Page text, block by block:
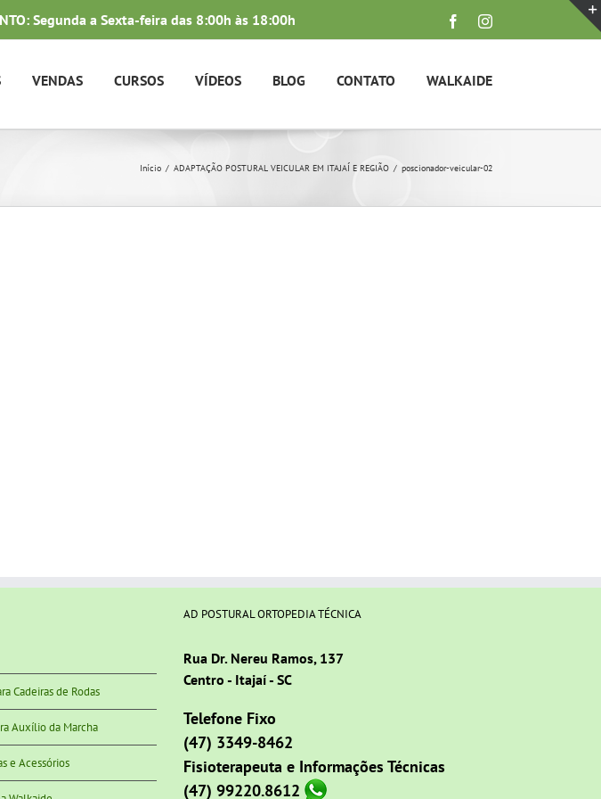
Segunda a Sexta-feira das 8:00h às 18:00h FacebookInstagram
VENDAS CURSOS VÍDEOS BLOG CONTATO WALKAIDE
Início ADAPTAÇÃO POSTURAL VEICULAR EM ITAJAÍ E REGIÃO poscionador-veicular-02
Cadeiras de Rodas
Auxílio da Marcha
e Acessórios
AD POSTURAL ORTOPEDIA TÉCNICA
Rua Dr. Nereu Ramos, 137
Centro - Itajaí - SC
Telefone Fixo
(47) 3349-8462
Fisioterapeuta e Informações Técnicas
(47) 99220.8612